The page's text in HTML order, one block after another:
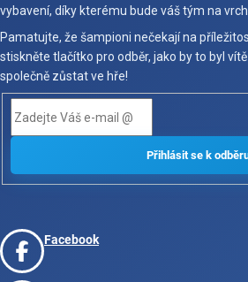
vybavení, díky kterému bude váš tým na
Pamatujte, že šampioni nečekají na
stiskněte tlačítko pro odběr, jako by to byl
společně zůstat ve hře!
Facebook